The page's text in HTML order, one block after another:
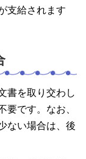
支給されます
書を取り交わし
要です。なお、
ない場合は、後